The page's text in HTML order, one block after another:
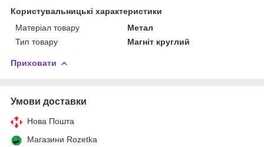
Користувальницькі характеристики
Матеріал товару
Метал
Тип товару
Магніт круглий
Приховати
Умови доставки
Нова Пошта
Магазини Rozetka